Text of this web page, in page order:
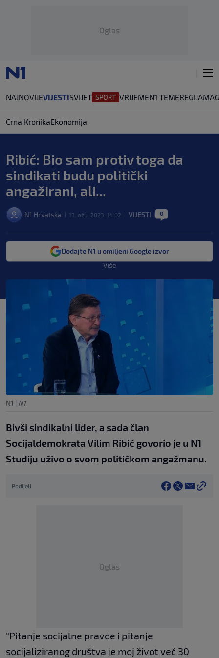
Oglas
NAJNOVIJEVIJESTISVIJET VRIJEMEN1 TEMEREGIJA
Crna KronikaEkonomija
Ribić: Bio sam protiv toga da
sindikati budu politički
angažirani, ali...
N1 Hrvatska 13. ožu. 2023. 14:02 VIJESTI 0
Dodajte N1 u omiljeni Google izvor
Više
N1 | N1
Bivši sindikalni lider, a sada član
Socijaldemokrata Vilim Ribić govorio je u N1
Studiju uživo o svom političkom angažmanu.
Podijeli
Oglas
"Pitanje socijalne pravde i pitanje
socijaliziranog društva je moj život već 30